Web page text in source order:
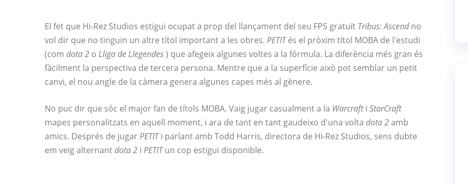
El fet que Hi-Rez Studios estigui ocupat a prop del llançament del seu FPS gratuït Tribus: Ascendno
vol dir que no tinguin un altre títol important a les obres. PETITés el pròxim títol MOBA de l'estudi
(com dota 2 o Lliga de Llegendes) que afegeix algunes voltes a la fórmula. La diferència més gran és
fàcilment la perspectiva de tercera persona. Mentre que a la superfície això pot semblar un petit
canvi, el nou angle de la càmera genera algunes capes més al gènere.
No puc dir que sóc el major fan de títols MOBA. Vaig jugar casualment a la Warcrafti StarCraft
mapes personalitzats en aquell moment, i ara de tant en tant gaudeixo d'una volta dota 2amb
amics. Després de jugarPETITi parlant amb Todd Harris, directora de Hi-Rez Studios, sens dubte
em veig alternantdota 2 i PETITun cop estigui disponible.